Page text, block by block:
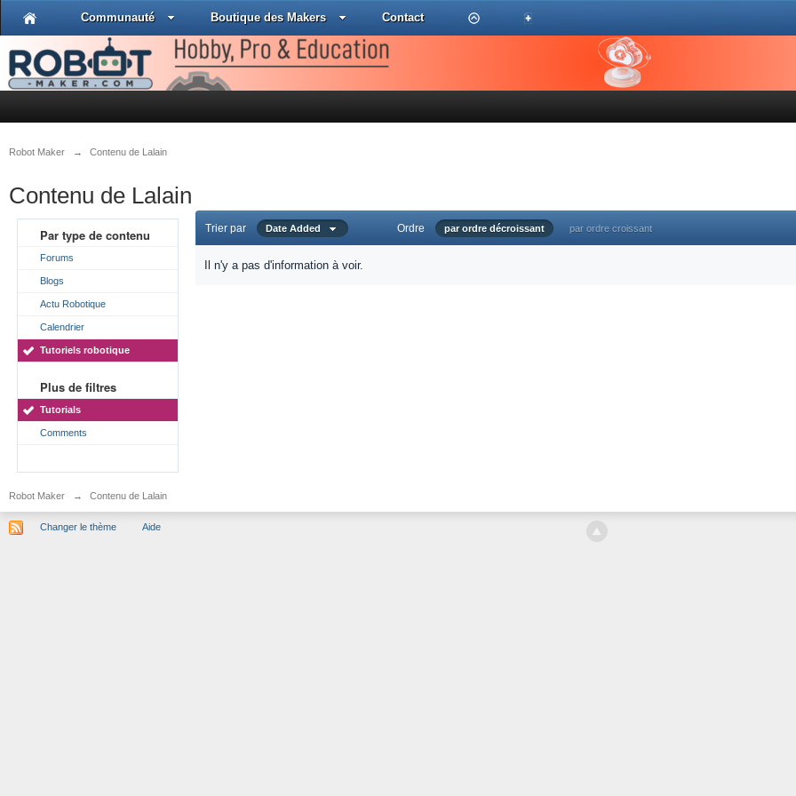
Communauté Boutique des Makers Contact
Robot Maker → Contenu de Lalain
Contenu de Lalain
Par type de contenu
Forums
Blogs
Actu Robotique
Calendrier
Tutoriels robotique
Plus de filtres
Tutorials
Comments
Trier par Date Added Ordre par ordre décroissant par ordre croissant
Il n'y a pas d'information à voir.
Robot Maker → Contenu de Lalain
Changer le thème Aide